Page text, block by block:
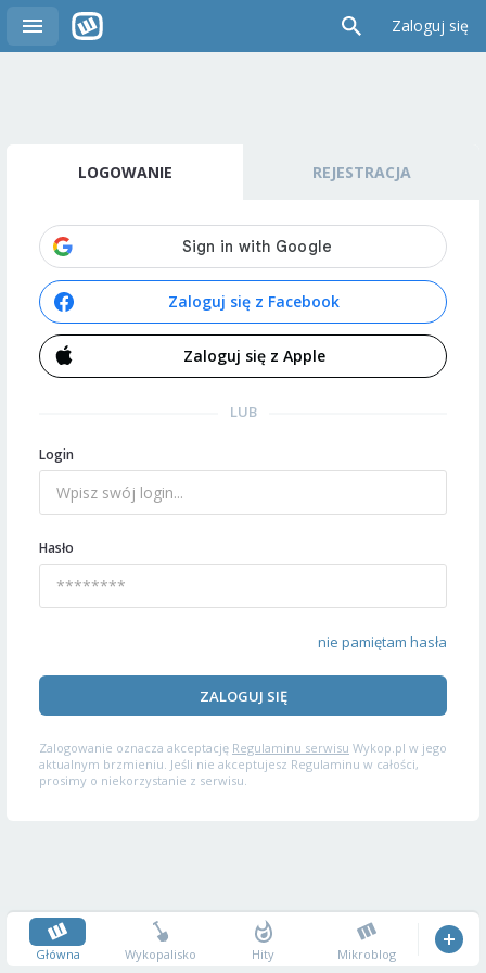
Zaloguj się
LOGOWANIE REJESTRACJA
Zaloguj się z Facebook
Zaloguj się z Apple
LUB
Login
Hasło
nie pamiętam hasła
ZALOGUJ SIĘ
Zalogowanie oznacza akceptację Regulaminu serwisu Wykop.pl w jego
aktualnym brzmieniu. Jeśli nie akceptujesz Regulaminu w całości,
prosimy o niekorzystanie z serwisu.
Główna Wykopalisko Hity Mikroblog